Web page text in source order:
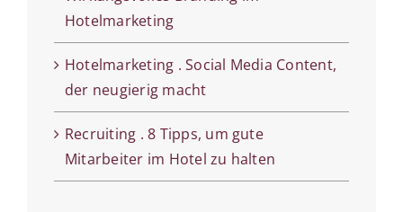
Hotelmarketing
Hotelmarketing . Social Media Content,
der neugierig macht
Recruiting . 8 Tipps, um gute
Mitarbeiter im Hotel zu halten